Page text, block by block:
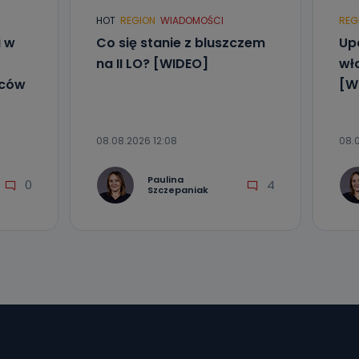
w
0
HOT REGION WIADOMOŚCI
Co się stanie z bluszczem
na II LO? [WIDEO]
08.08.2026 12:08
Paulina
Szczepaniak
4